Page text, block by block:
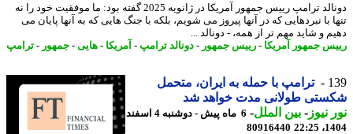
دونالد ترامپ رییس جمهور آمریکا در ژانویه 2025 گفته بود: ما موفقیت خود را نه
با نبردهایی که در آنها پیروز می شویم، بلکه با جنگ هایی که به آنها پایان می
و شاید مهم تر از همه، - دونالد ...
جمهور آمریکا- رییس جمهور-دونالد ترامپ -آمریکا- هایی-جمهور-ترامپ
ترامپ با حمله به ایران، متحمل
طولانی مدت خواهد شد
نیوز-بین الملل-
6 ماه پیش - دوشنبه 4 اسفند
80916440